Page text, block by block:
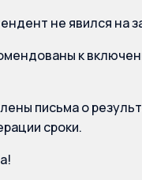
не явился на
к
письма о
сроки.